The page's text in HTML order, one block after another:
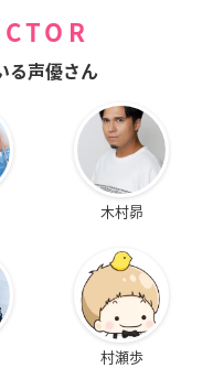
る声優さん
木村昴
村瀬歩